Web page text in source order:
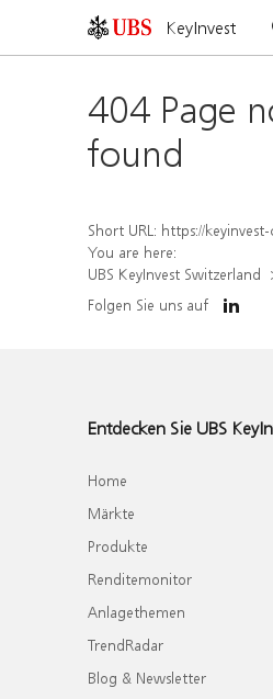
KeyInvest
404 Page
found
Short URL: https://keyinvest-ch.ubs.com/
You are here:
UBS KeyInvest Switzerland
Folgen Sie uns auf
Entdecken Sie UBS
Home
Märkte
Produkte
Renditemonitor
Anlagethemen
TrendRadar
Blog & Newsletter